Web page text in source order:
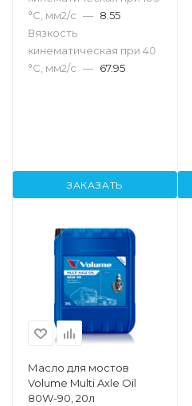
°С, мм2/с — 8.55
Вязкость
кинематическая при 40
°С, мм2/с — 67.95
ЗАКАЗАТЬ
Масло для мостов
Volume Multi Axle Oil
80W-90, 20л